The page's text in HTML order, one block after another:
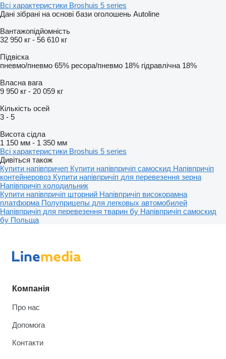
Всі характеристики Broshuis 5 series
Дані зібрані на основі бази оголошень Autoline
Вантажопідйомність
32 950 кг - 56 610 кг
Підвіска
пневмо/пневмо 65% ресора/пневмо 18% гідравлічна 18%
Власна вага
9 950 кг - 20 059 кг
Кількість осей
3 - 5
Висота сідла
1 150 мм - 1 350 мм
Всі характеристики Broshuis 5 series
Дивіться також
Купити напівпричеп Купити напівпричіп самоскид Напівпричіп
контейнеровоз Купити напівпричіп для перевезення зерна
Напівпричіп холодильник
Купити напівпричіп шторний Напівпричіп високорамна
платформа Полуприцепы для легковых автомобилей
Напівпричіп для перевезення тварин бу Напівпричіп самоскид
бу Польща
Компанія
Про нас
Допомога
Контакти